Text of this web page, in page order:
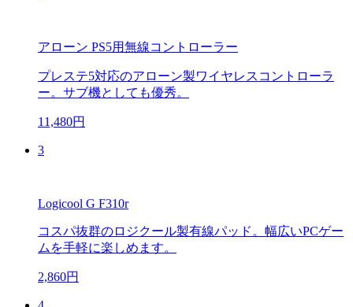
アローン PS5用無線コントローラー
プレステ5対応のアローン製ワイヤレスコントローラ
ー。サブ機としても優秀。
11,480円
3
Logicool G F310r
コスパ抜群のロジクール製有線パッド。幅広いPCゲー
ムを手軽に楽しめます。
2,860円